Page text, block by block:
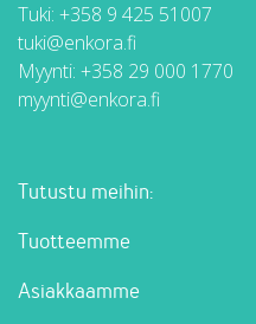
Tuki: +358 9 425 51007
tuki@enkora.fi
Myynti: +358 29 000 1770
myynti@enkora.fi
Tutustu meihin:
Tuotteemme
Asiakkaamme